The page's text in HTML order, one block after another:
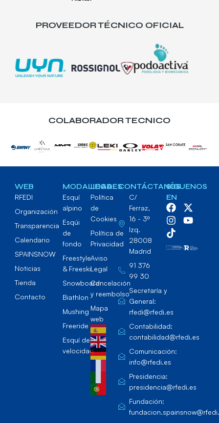
PROVEEDOR TÉCNICO OFICIAL
COLABORADOR TECNICO
WEB
RFEDI
Organización
Transparencia
Calendario
SPAINSNOW
Noticias
Tienda
Contacto
MODALIDADES
Esquí
alpino
Esqúi
de
fondo
Freestyle
& Freeski
Snowboard
Biathlon
Mushing
Freeride
Esquí de
velocidad
LEGAL
Política
de
Cookies
Política de
Privacidad
Aviso
Legal
Cancelación
y reembolso
Mapa
web
CONTÁCTANOS
C/
Ferraz,
16 - 3º
Izq.
28008
Madrid
91 376
99 30
Secretaría y
General:
rfedi@rfedi.es
Contabilidad:
contabilidad@rfedi.es
Comunicación:
info@rfedi.es
Presidencia:
presidencia@rfedi.es
Fundación:
SÍGUENOS
EN